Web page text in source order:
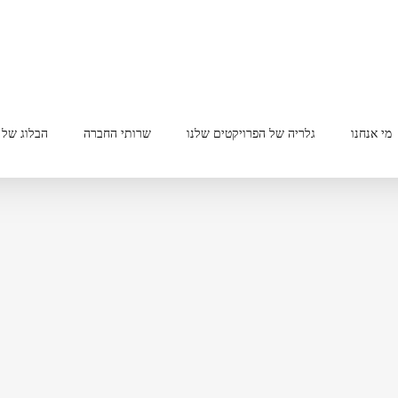
מי אנחנו גלריה של הפרויקטים שלנו שרותי החברה הבלוג של